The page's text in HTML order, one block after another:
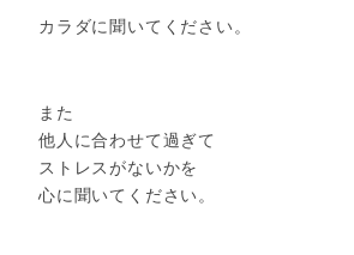
カラダに聞いてください。
また
他人に合わせて過ぎて
ストレスがないかを
心に聞いてください。